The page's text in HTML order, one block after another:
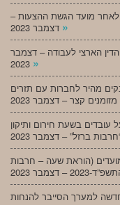
לאחר מועד הגשת ההצעות –
»
הארצי לעבודה – דצמבר
»
מהיר לחברות עם תזרים
מס’ 5 לחוק הגנה על עובדים בשעת חירום ותיקון
(הוראת שעה – חרבות
חדשה למערך הסייבר להנחות